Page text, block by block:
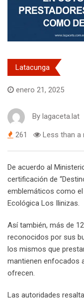
Latacunga
enero 21, 2025
By lagaceta.lat
261 Less than a
De acuerdo al
certificación de
emblemáticos como el
Ecológica Los Ilinizas.
Así también, más de
reconocidos por sus
los mismos que
mantienen enfocados
ofrecen.
Las autoridades